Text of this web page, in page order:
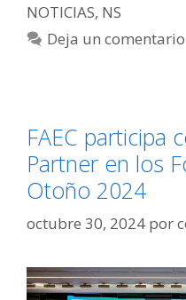
NOTICIAS, NS
Deja un comentario
FAEC participa
Partner en los
Otoño 2024
octubre 30, 2024 por